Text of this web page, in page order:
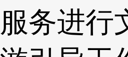
服务进行